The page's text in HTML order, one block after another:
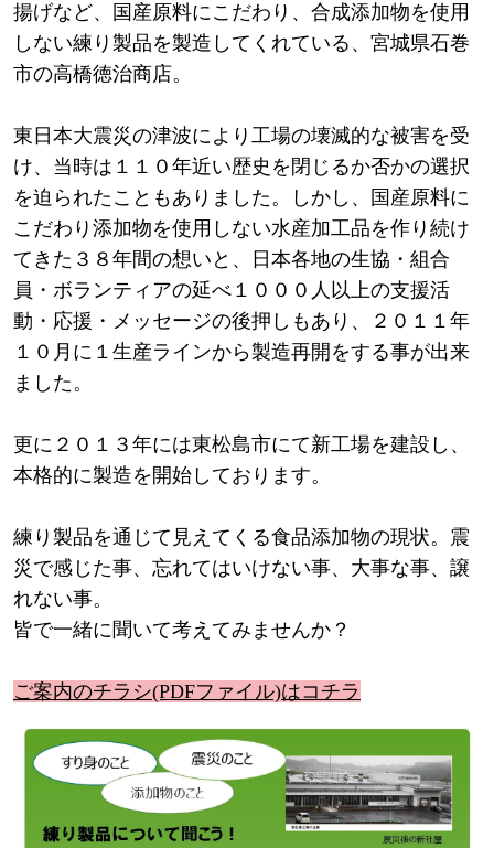
揚げなど、国産原料にこだわり、合成添加物を使用
しない練り製品を製造してくれている、宮城県石巻
市の高橋徳治商店。
東日本大震災の津波により工場の壊滅的な被害を受
け、当時は１１０年近い歴史を閉じるか否かの選択
を迫られたこともありました。しかし、国産原料に
こだわり添加物を使用しない水産加工品を作り続け
てきた３８年間の想いと、日本各地の生協・組合
員・ボランティアの延べ１０００人以上の支援活
動・応援・メッセージの後押しもあり、２０１１年
１０月に１生産ラインから製造再開をする事が出来
ました。
更に２０１３年には東松島市にて新工場を建設し、
本格的に製造を開始しております。
練り製品を通じて見えてくる食品添加物の現状。震
災で感じた事、忘れてはいけない事、大事な事、譲
れない事。
皆で一緒に聞いて考えてみませんか？
ご案内のチラシ(PDFファイル)はコチラ